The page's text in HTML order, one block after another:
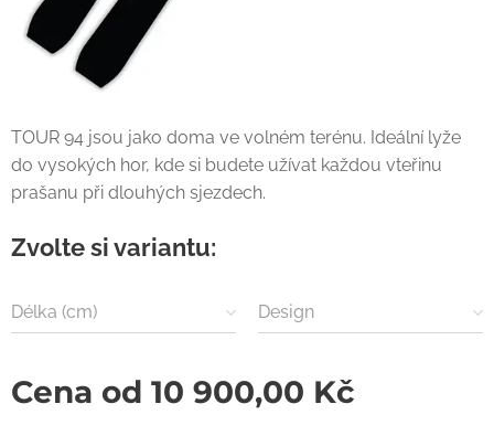
TOUR 94 jsou jako doma ve volném terénu. Ideální lyže
do vysokých hor, kde si budete užívat každou vteřinu
prašanu při dlouhých sjezdech.
Zvolte si variantu:
Délka (cm) Design
Cena od 10 900,00 Kč